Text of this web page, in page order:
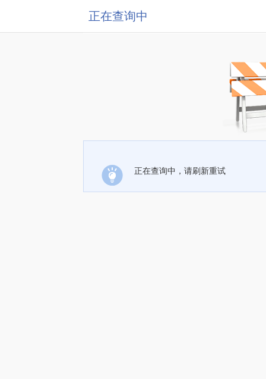
正在查询中
正在查询中，请刷新重试